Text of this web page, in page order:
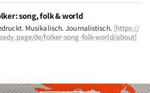
song, folk & world
Musikalisch. Journalistisch. [https://
de/folker-song-folk-world/about]